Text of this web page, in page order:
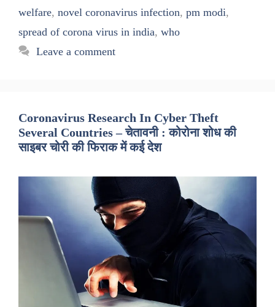
welfare, novel coronavirus infection, pm modi,
spread of corona virus in india, who
Leave a comment
Coronavirus Research In Cyber Theft
Several Countries – चेतावनी : कोरोना शोध की
साइबर चोरी की फिराक में कई देश